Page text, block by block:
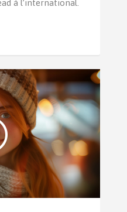
à l’international.